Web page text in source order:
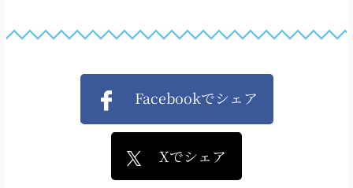
Facebookでシェア
Xでシェア